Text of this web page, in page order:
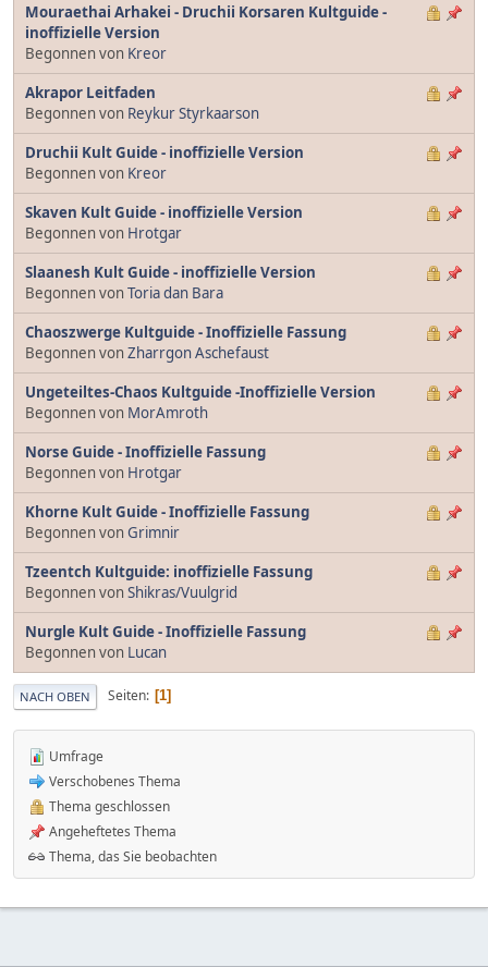
Mouraethai Arhakei - Druchii Korsaren Kultguide -
inoffizielle Version
Begonnen von Kreor
Akrapor Leitfaden
Begonnen von Reykur Styrkaarson
Druchii Kult Guide - inoffizielle Version
Begonnen von Kreor
Skaven Kult Guide - inoffizielle Version
Begonnen von Hrotgar
Slaanesh Kult Guide - inoffizielle Version
Begonnen vonToria dan Bara
Chaoszwerge Kultguide - Inoffizielle Fassung
Begonnen vonZharrgon Aschefaust
Ungeteiltes-Chaos Kultguide -Inoffizielle Version
Begonnen von MorAmroth
Norse Guide - Inoffizielle Fassung
Begonnen von Hrotgar
Khorne Kult Guide - Inoffizielle Fassung
Begonnen vonGrimnir
Tzeentch Kultguide: inoffizielle Fassung
Begonnen vonShikras/Vuulgrid
Nurgle Kult Guide - Inoffizielle Fassung
Begonnen von Lucan
NACH OBEN Seiten 1
Umfrage
Verschobenes Thema
Thema geschlossen
Angeheftetes Thema
Thema, das Sie beobachten